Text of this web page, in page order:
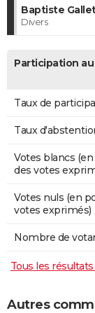
Baptiste
Divers
Participation
Taux de
Taux
Votes blancs
des votes
Votes nuls (en
votes exprimés)
Nombre de
Tous les
Autres